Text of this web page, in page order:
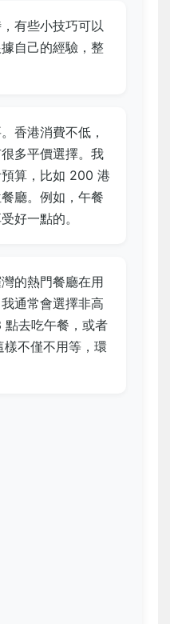
有些小技巧可以
自己的經驗，整
香港消費不低，
多平價選擇。我
算，比如 200 港
廳。例如，午餐
好一點的。
的熱門餐廳在用
通常會選擇非高
去吃午餐，或者
不僅不用等，環